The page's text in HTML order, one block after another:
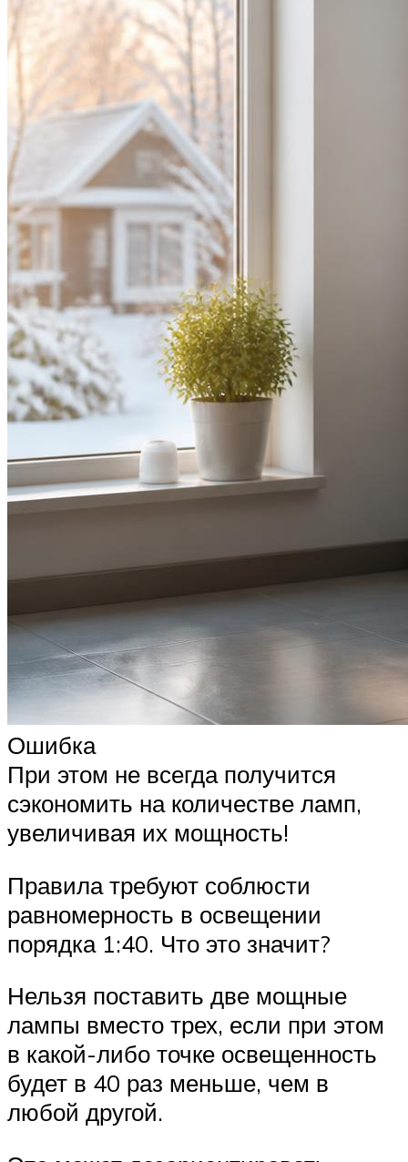
Ошибка
При этом не всегда получится
сэкономить на количестве ламп,
увеличивая их мощность!
Правила требуют соблюсти
равномерность в освещении
порядка 1:40. Что это значит?
Нельзя поставить две мощные
лампы вместо трех, если при этом
в какой-либо точке освещенность
будет в 40 раз меньше, чем в
любой другой.